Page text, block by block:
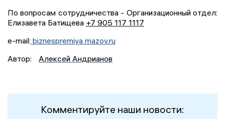
По вопросам сотрудничества - Организационный отдел:
Елизавета Батищева +7 905 117 1117
e-mail: biznespremiya mazov.ru
Автор:
Алексей Андрианов
Комментируйте наши новости: